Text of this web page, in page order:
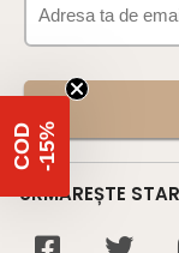
URMĂREȘTE
C
O
D
-
1
5 %